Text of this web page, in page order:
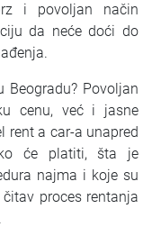
i povoljan način
da neće doći do
Povoljan
cenu, već i jasne
rent a car-a unapred
će platiti, šta je
najma i koje su
proces rentanja